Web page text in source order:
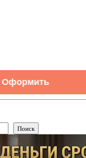
Оформить
Поиск